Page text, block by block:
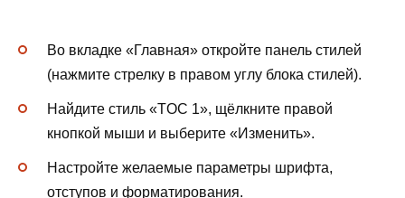
Во вкладке «Главная» откройте панель стилей
(нажмите стрелку в правом углу блока стилей).
Найдите стиль «TOC 1», щёлкните правой
кнопкой мыши и выберите «Изменить».
Настройте желаемые параметры шрифта,
отступов и форматирования.